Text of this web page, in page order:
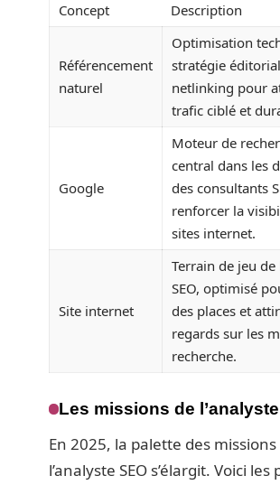
Concept Description
Référencement
naturel
Optimisation
stratégie
netlinking pour
trafic ciblé et
Google
Moteur de
central dans les
des consultants
renforcer la
sites internet.
Site internet
Terrain de jeu de
SEO, optimisé
des places et
regards sur les
recherche.
Les missions de
En 2025, la palette des
l’analyste SEO s’élargit. Voici